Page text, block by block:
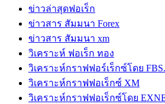
ข่าวล่าสุดฟอเร็ก
ข่าวสาร สัมมนา Forex
ข่าวสาร สัมมนา xm
วิเคราะห์ ฟอเร็ก ทอง
วิเคราะห์กราฟฟอร์เร็กซ์โดย
วิเคราะห์กราฟฟอเร็กซ์ XM
วิเคราะห์กราฟฟอเร็กซ์โดย